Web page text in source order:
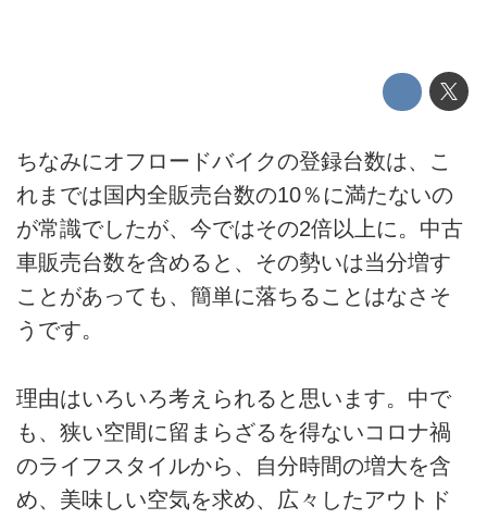
ちなみにオフロードバイクの登録台数は、こ
れまでは国内全販売台数の10％に満たないの
が常識でしたが、今ではその2倍以上に。中古
車販売台数を含めると、その勢いは当分増す
ことがあっても、簡単に落ちることはなさそ
うです。
理由はいろいろ考えられると思います。中で
も、狭い空間に留まらざるを得ないコロナ禍
のライフスタイルから、自分時間の増大を含
め、美味しい空気を求め、広々したアウトド